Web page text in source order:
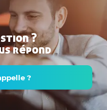
?
répond
?